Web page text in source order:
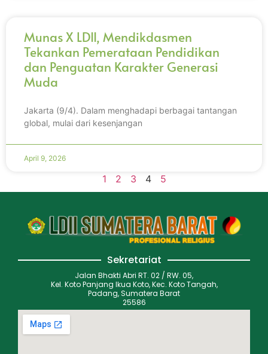
Munas X LDII, Mendikdasmen
Tekankan Pemerataan Pendidikan
dan Penguatan Karakter Generasi
Muda
Jakarta (9/4). Dalam menghadapi berbagai tantangan
global, mulai dari kesenjangan
April 9, 2026
1 2 3 4 5
Sekretariat
Jalan Bhakti Abri RT. 02 / RW. 05,
Kel. Koto Panjang Ikua Koto, Kec. Koto Tangah,
Padang, Sumatera Barat
25586